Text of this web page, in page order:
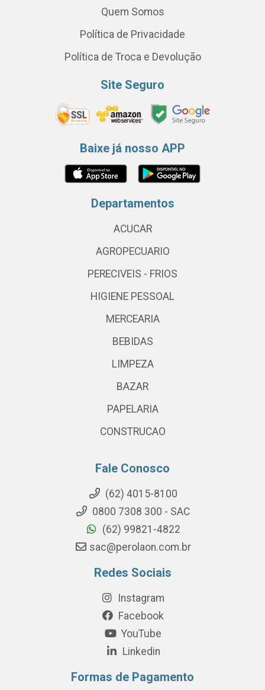
Quem Somos
Política de Privacidade
Política de Troca e Devolução
Site Seguro
Baixe já nosso APP
Departamentos
ACUCAR
AGROPECUARIO
PERECIVEIS - FRIOS
HIGIENE PESSOAL
MERCEARIA
BEBIDAS
LIMPEZA
BAZAR
PAPELARIA
CONSTRUCAO
Fale Conosco
(62) 4015-8100
0800 7308 300 - SAC
(62) 99821-4822
sac@perolaon.com.br
Redes Sociais
Instagram
Facebook
YouTube
Linkedin
Formas de Pagamento